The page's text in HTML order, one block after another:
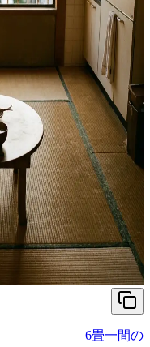
6畳一間の